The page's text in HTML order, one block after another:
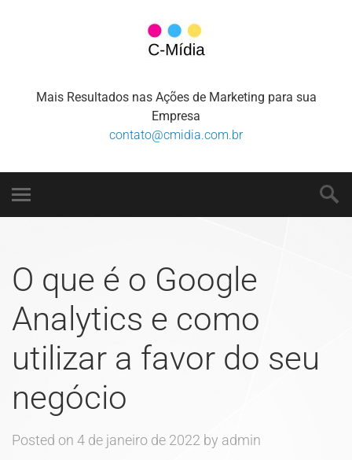
Mais Resultados nas Ações de Marketing para sua
Empresa
contato@cmidia.com.br
O que é o Google
Analytics e como
utilizar a favor do seu
negócio
Posted on 4 de janeiro de 2022 by admin